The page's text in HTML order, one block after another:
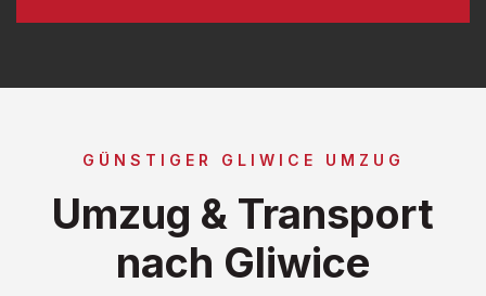
GÜNSTIGER GLIWICE UMZUG
Umzug & Transport
nach Gliwice